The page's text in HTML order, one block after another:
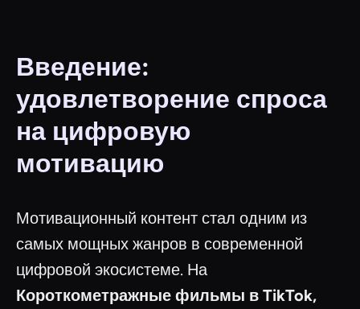
Введение:
удовлетворение спроса
на цифровую
мотивацию
Мотивационный контент стал одним из
самых мощных жанров в современной
цифровой экосистеме. На
Короткометражные фильмы в TikTok,